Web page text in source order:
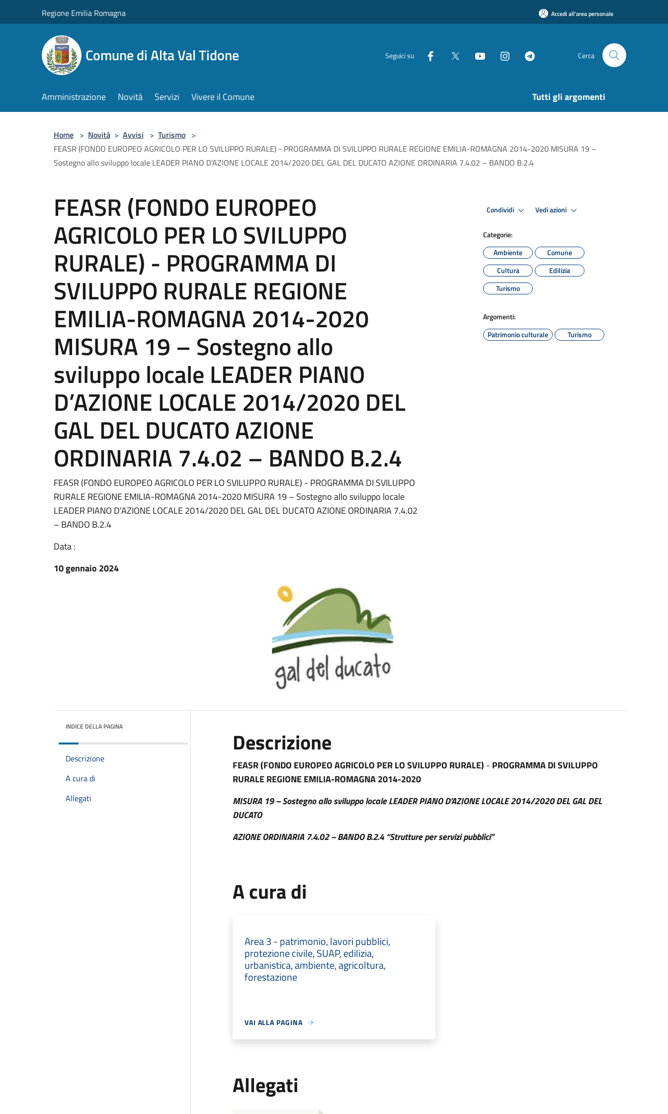
Regione Emilia Romagna Accedi all'area personale
Comune di Alta Val Tidone Seguici su Cerca
Amministrazione Novità Servizi Vivere il Comune Tutti gli argomenti
Home > Novità > Avvisi > Turismo >
FEASR (FONDO EUROPEO AGRICOLO PER LO SVILUPPO RURALE) - PROGRAMMA DI SVILUPPO RURALE REGIONE EMILIA-ROMAGNA 2014-2020 MISURA 19 –
Sostegno allo sviluppo locale LEADER PIANO D’AZIONE LOCALE 2014/2020 DEL GAL DEL DUCATO AZIONE ORDINARIA 7.4.02 – BANDO B.2.4
FEASR (FONDO EUROPEO
AGRICOLO PER LO SVILUPPO
RURALE) - PROGRAMMA DI
SVILUPPO RURALE REGIONE
EMILIA-ROMAGNA 2014-2020
MISURA 19 – Sostegno allo
sviluppo locale LEADER PIANO
D’AZIONE LOCALE 2014/2020 DEL
GAL DEL DUCATO AZIONE
ORDINARIA 7.4.02 – BANDO B.2.4
FEASR (FONDO EUROPEO AGRICOLO PER LO SVILUPPO RURALE) - PROGRAMMA DI SVILUPPO
RURALE REGIONE EMILIA-ROMAGNA 2014-2020 MISURA 19 – Sostegno allo sviluppo locale
LEADER PIANO D’AZIONE LOCALE 2014/2020 DEL GAL DEL DUCATO AZIONE ORDINARIA 7.4.02
– BANDO B.2.4
Data :
10 gennaio 2024
Condividi Vedi azioni
Categorie:
Ambiente
Comune
Cultura
Edilizia
Turismo
Argomenti:
Patrimonio culturale
Turismo
INDICE DELLA PAGINA
Descrizione
A cura di
Allegati
Descrizione
FEASR (FONDO EUROPEO AGRICOLO PER LO SVILUPPO RURALE) - PROGRAMMA DI SVILUPPO
RURALE REGIONE EMILIA-ROMAGNA 2014-2020
MISURA 19 – Sostegno allo sviluppo locale LEADER PIANO D’AZIONE LOCALE 2014/2020 DEL GAL DEL
DUCATO
AZIONE ORDINARIA 7.4.02 – BANDO B.2.4 “Strutture per servizi pubblici”
A cura di
Area 3 - patrimonio, lavori pubblici,
protezione civile, SUAP, edilizia,
urbanistica, ambiente, agricoltura,
forestazione
VAI ALLA PAGINA
Allegati